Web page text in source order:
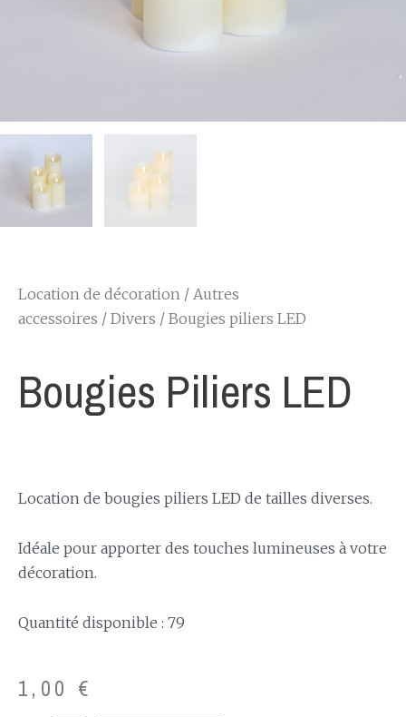
Location de décoration / Autres
accessoires / Divers / Bougies piliers LED
Bougies Piliers LED
Location de bougies piliers LED de tailles diverses.
Idéale pour apporter des touches lumineuses à votre
décoration.
Quantité disponible : 79
1,00 €